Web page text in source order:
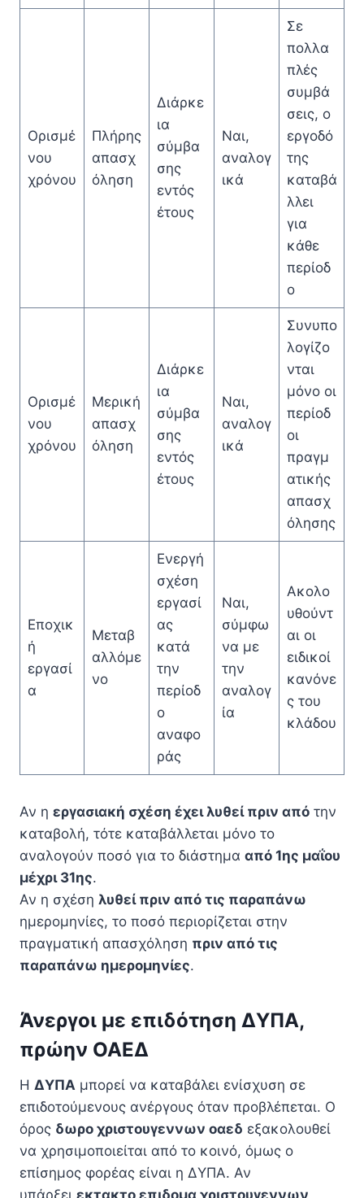
Ορισμέ
νου
χρόνου
Πλήρης
απασχ
όληση
Διάρκε
ια
σύμβα
σης
εντός
έτους
Ναι,
αναλογ
ικά
Σε
πολλα
πλές
συμβά
σεις, ο
εργοδό
της
καταβά
λλει
για
κάθε
περίοδ
ο
Ορισμέ
νου
χρόνου
Μερική
απασχ
όληση
Διάρκε
ια
σύμβα
σης
εντός
έτους
Ναι,
αναλογ
ικά
Συνυπο
λογίζο
νται
μόνο οι
περίοδ
οι
πραγμ
ατικής
απασχ
όλησης
Εποχικ
ή
εργασί
α
Μεταβ
αλλόμε
νο
Ενεργή
σχέση
εργασί
ας
κατά
την
περίοδ
ο
αναφο
ράς
Ναι,
σύμφω
να με
την
αναλογ
ία
Ακολο
υθούντ
αι οι
ειδικοί
κανόνε
ς του
κλάδου
Αν η εργασιακή σχέση έχει λυθεί πριν από την
καταβολή, τότε καταβάλλεται μόνο το
αναλογούν ποσό για το διάστημα από 1ης μαΐου
μέχρι 31ης.
Αν η σχέση λυθεί πριν από τις παραπάνω
ημερομηνίες, το ποσό περιορίζεται στην
πραγματική απασχόληση πριν από τις
παραπάνω ημερομηνίες.
Άνεργοι με επιδότηση ΔΥΠΑ,
πρώην ΟΑΕΔ
Η ΔΥΠΑ μπορεί να καταβάλει ενίσχυση σε
επιδοτούμενους ανέργους όταν προβλέπεται. Ο
όρος δωρο χριστουγεννων οαεδ εξακολουθεί
να χρησιμοποιείται από το κοινό, όμως ο
επίσημος φορέας είναι η ΔΥΠΑ. Αν